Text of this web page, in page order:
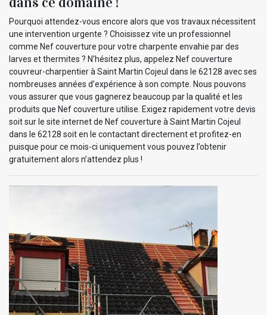
Pourquoi attendez-vous encore alors que vos travaux nécessitent
une intervention urgente ? Choisissez vite un professionnel
comme Nef couverture pour votre charpente envahie par des
larves et thermites ? N’hésitez plus, appelez Nef couverture
couvreur-charpentier à Saint Martin Cojeul dans le 62128 avec ses
nombreuses années d’expérience à son compte. Nous pouvons
vous assurer que vous gagnerez beaucoup par la qualité et les
produits que Nef couverture utilise. Exigez rapidement votre devis
soit sur le site internet de Nef couverture à Saint Martin Cojeul
dans le 62128 soit en le contactant directement et profitez-en
puisque pour ce mois-ci uniquement vous pouvez l’obtenir
gratuitement alors n’attendez plus !